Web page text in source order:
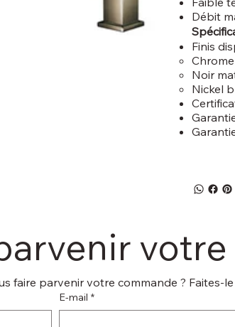
Débit
Finis
Chrome
Noir
Nickel
faire parvenir votre commande ? Faites-
E‑mail *